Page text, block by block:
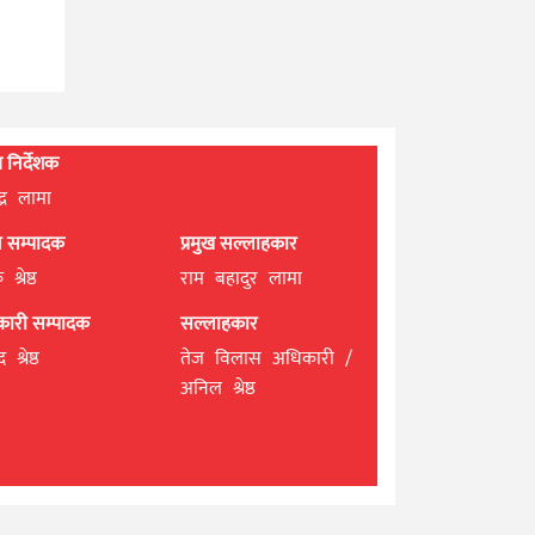
निर्देशक
लामा
सम्पादक
सम्पादक
श्रेष्ठ
प्रमुख सल्लाहकार
राम बहादुर लामा
सल्लाहकार
तेज विलास अधिकारी /
अनिल श्रेष्ठ